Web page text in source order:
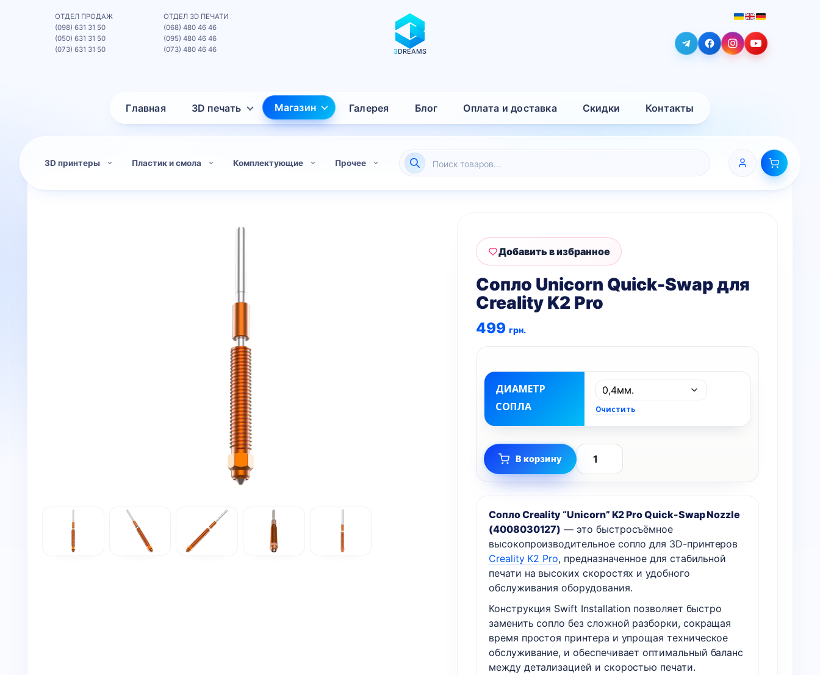
3DREAMS
Главная 3D печать Магазин Галерея Блог Оплата и доставка Скидки Контакты
ОТДЕЛ ПРОДАЖ
(098) 631 31 50
(050) 631 31 50
(073) 631 31 50
ОТДЕЛ 3D ПЕЧАТИ
(068) 480 46 46
(095) 480 46 46
(073) 480 46 46
3D принтеры Пластик и смола Комплектующие Прочее Поиск
Сопло Unicorn Quick-Swap для
Creality K2 Pro
499 грн.
Сопло Creality “Unicorn” K2 Pro Quick-Swap Nozzle
(4008030127) — это быстросъёмное
высокопроизводительное сопло для 3D-принтеров
Creality K2 Pro, предназначенное для стабильной
печати на высоких скоростях и удобного
обслуживания оборудования.
Конструкция Swift Installation позволяет быстро
заменить сопло без сложной разборки, сокращая
время простоя принтера и упрощая техническое
обслуживание, и обеспечивает оптимальный баланс
между детализацией и скоростью печати.
ДИАМЕТР
СОПЛА
Очистить
Количество
Unicorn
Quick-
Swap
для
Creality
K2
Pro
В корзину
Добавить в избранное